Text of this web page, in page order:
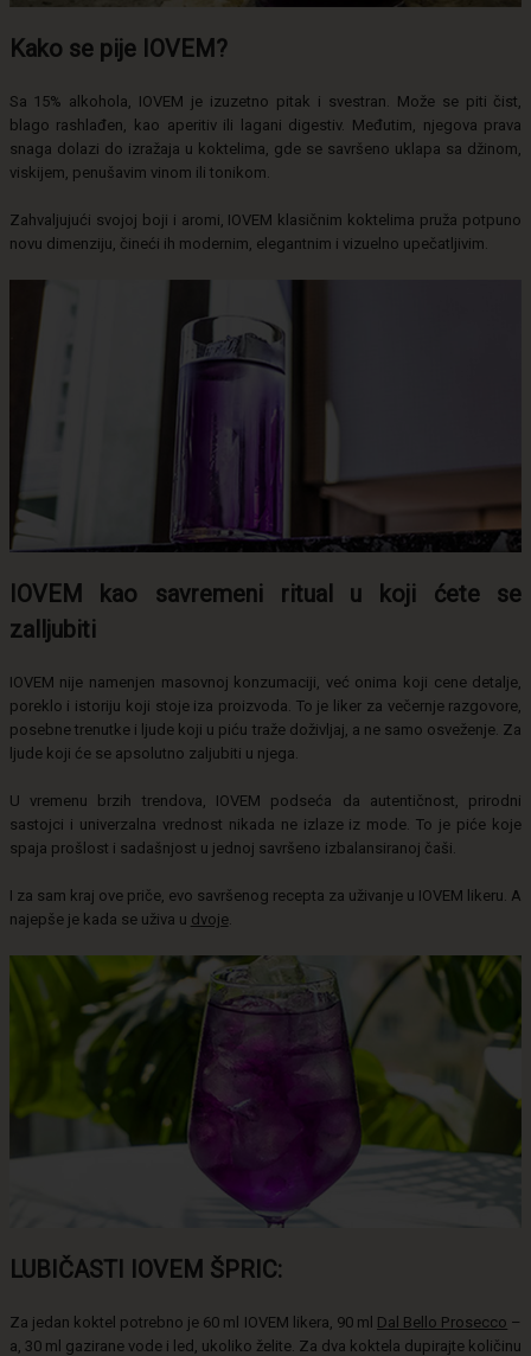
Kako se pije IOVEM?
Sa 15% alkohola, IOVEM je izuzetno pitak i svestran. Može se piti čist,
blago rashlađen, kao aperitiv ili lagani digestiv. Međutim, njegova prava
snaga dolazi do izražaja u koktelima, gde se savršeno uklapa sa džinom,
viskijem, penušavim vinom ili tonikom.
Zahvaljujući svojoj boji i aromi, IOVEM klasičnim koktelima pruža potpuno
novu dimenziju, čineći ih modernim, elegantnim i vizuelno upečatljivim.
IOVEM kao savremeni ritual u koji ćete se
zalljubiti
IOVEM nije namenjen masovnoj konzumaciji, već onima koji cene detalje,
poreklo i istoriju koji stoje iza proizvoda. To je liker za večernje razgovore,
posebne trenutke i ljude koji u piću traže doživljaj, a ne samo osveženje. Za
ljude koji će se apsolutno zaljubiti u njega.
U vremenu brzih trendova, IOVEM podseća da autentičnost, prirodni
sastojci i univerzalna vrednost nikada ne izlaze iz mode. To je piće koje
spaja prošlost i sadašnjost u jednoj savršeno izbalansiranoj čaši.
I za sam kraj ove priče, evo savršenog recepta za uživanje u IOVEM likeru. A
najepše je kada se uživa u dvoje.
LUBIČASTI IOVEM ŠPRIC:
Za jedan koktel potrebno je 60 ml IOVEM likera, 90 ml Dal Bello Prosecco –
a, 30 ml gazirane vode i led, ukoliko želite. Za dva koktela dupirajte količinu